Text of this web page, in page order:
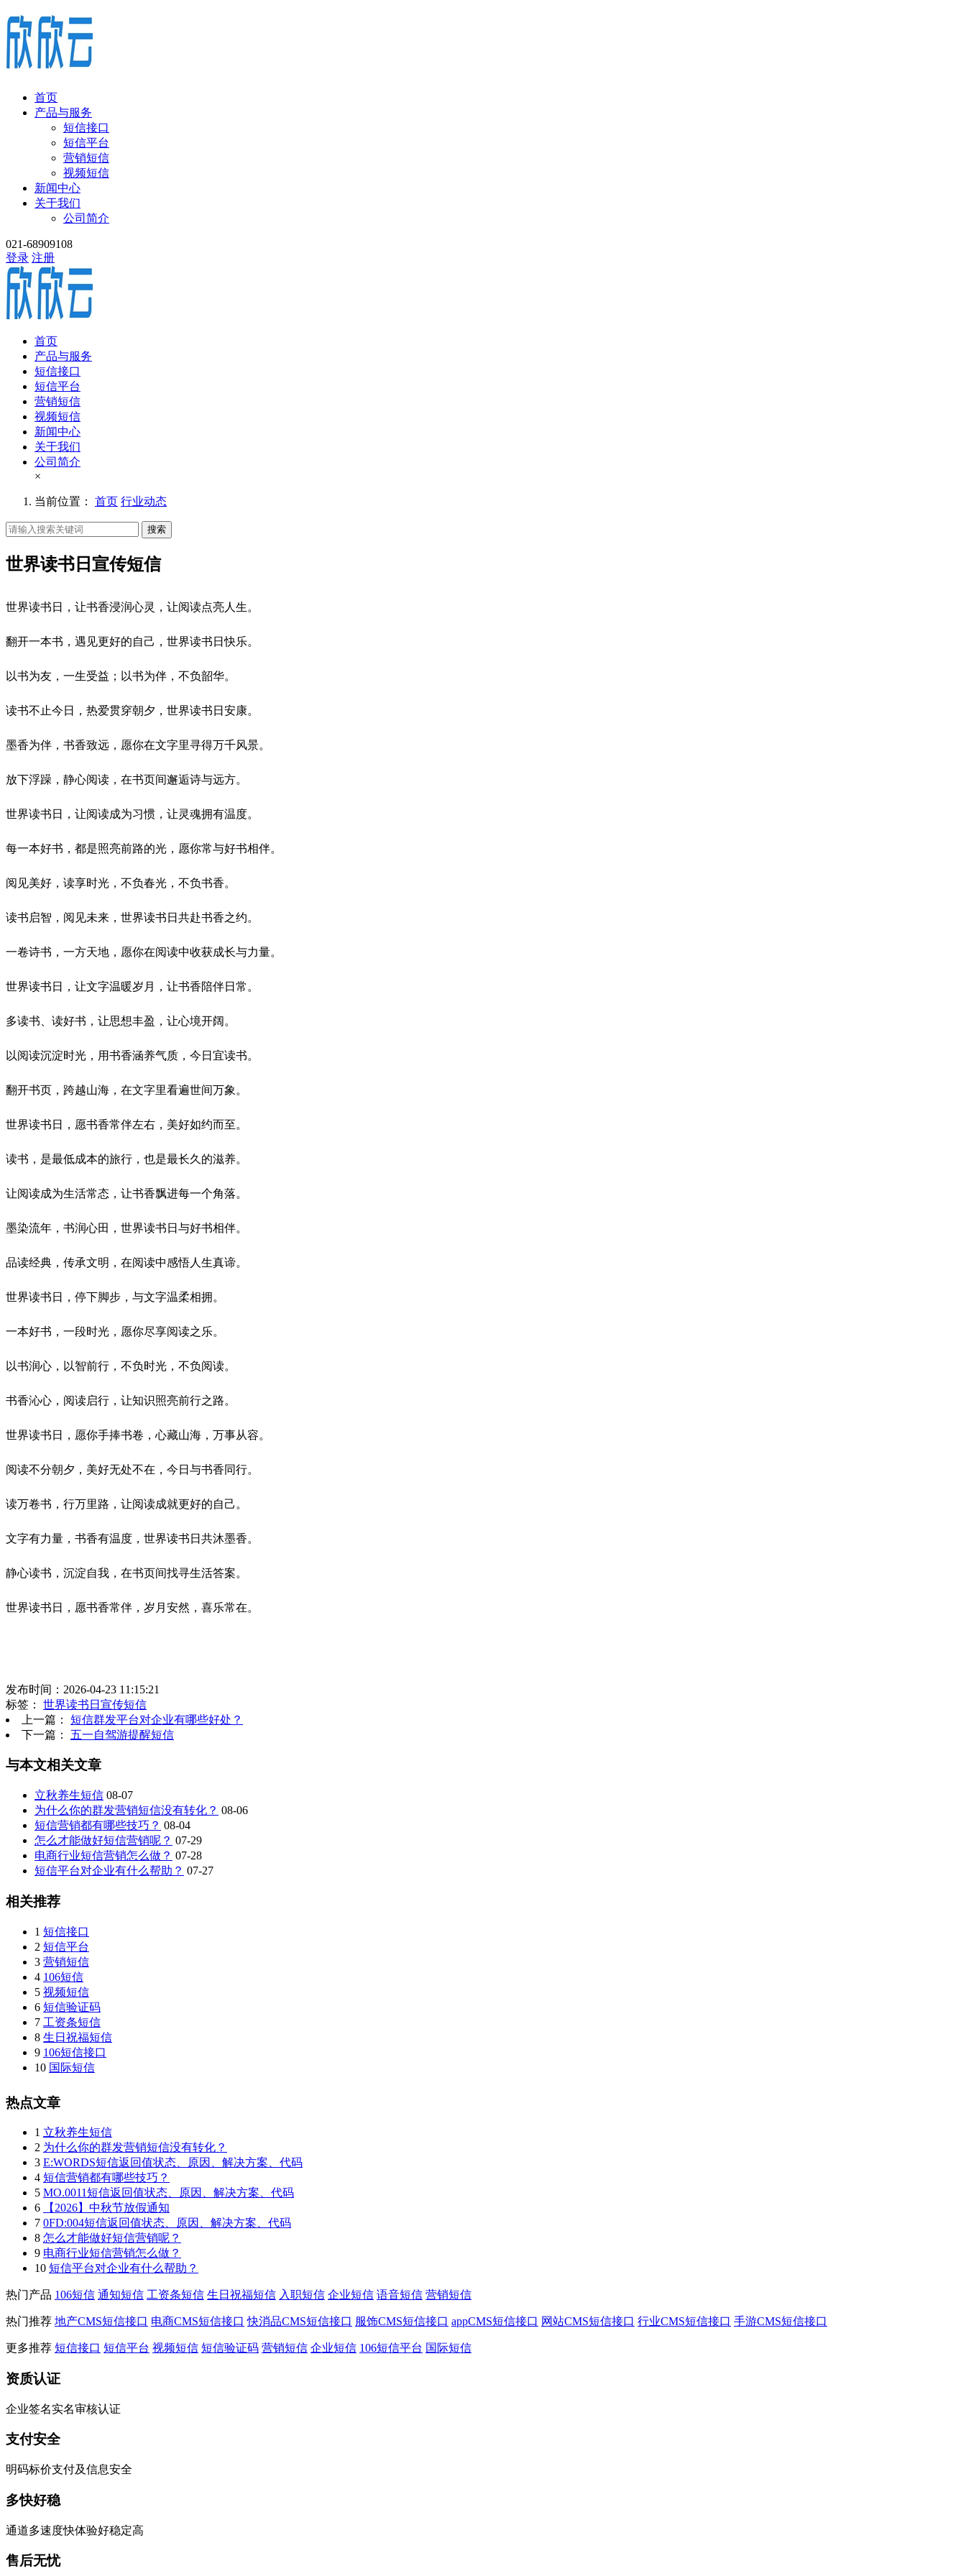
首页
产品与服务
短信接口
短信平台
营销短信
视频短信
新闻中心
关于我们
公司简介
021-68909108
登录 注册
首页
产品与服务
短信接口
短信平台
营销短信
视频短信
新闻中心
关于我们
公司简介
×
当前位置： 首页 行业动态
搜索
世界读书日宣传短信
世界读书日，让书香浸润心灵，让阅读点亮人生。
翻开一本书，遇见更好的自己，世界读书日快乐。
以书为友，一生受益；以书为伴，不负韶华。
读书不止今日，热爱贯穿朝夕，世界读书日安康。
墨香为伴，书香致远，愿你在文字里寻得万千风景。
放下浮躁，静心阅读，在书页间邂逅诗与远方。
世界读书日，让阅读成为习惯，让灵魂拥有温度。
每一本好书，都是照亮前路的光，愿你常与好书相伴。
阅见美好，读享时光，不负春光，不负书香。
读书启智，阅见未来，世界读书日共赴书香之约。
一卷诗书，一方天地，愿你在阅读中收获成长与力量。
世界读书日，让文字温暖岁月，让书香陪伴日常。
多读书、读好书，让思想丰盈，让心境开阔。
以阅读沉淀时光，用书香涵养气质，今日宜读书。
翻开书页，跨越山海，在文字里看遍世间万象。
世界读书日，愿书香常伴左右，美好如约而至。
读书，是最低成本的旅行，也是最长久的滋养。
让阅读成为生活常态，让书香飘进每一个角落。
墨染流年，书润心田，世界读书日与好书相伴。
品读经典，传承文明，在阅读中感悟人生真谛。
世界读书日，停下脚步，与文字温柔相拥。
一本好书，一段时光，愿你尽享阅读之乐。
以书润心，以智前行，不负时光，不负阅读。
书香沁心，阅读启行，让知识照亮前行之路。
世界读书日，愿你手捧书卷，心藏山海，万事从容。
阅读不分朝夕，美好无处不在，今日与书香同行。
读万卷书，行万里路，让阅读成就更好的自己。
文字有力量，书香有温度，世界读书日共沐墨香。
静心读书，沉淀自我，在书页间找寻生活答案。
世界读书日，愿书香常伴，岁月安然，喜乐常在。
发布时间：2026-04-23 11:15:21
标签： 世界读书日宣传短信
上一篇： 短信群发平台对企业有哪些好处？
下一篇： 五一自驾游提醒短信
与本文相关文章
立秋养生短信 08-07
为什么你的群发营销短信没有转化？ 08-06
短信营销都有哪些技巧？ 08-04
怎么才能做好短信营销呢？ 07-29
电商行业短信营销怎么做？ 07-28
短信平台对企业有什么帮助？ 07-27
相关推荐
1 短信接口
2 短信平台
3 营销短信
4 106短信
5 视频短信
6 短信验证码
7 工资条短信
8 生日祝福短信
9 106短信接口
10 国际短信
热点文章
1 立秋养生短信
2 为什么你的群发营销短信没有转化？
3 E:WORDS短信返回值状态、原因、解决方案、代码
4 短信营销都有哪些技巧？
5 MO.0011短信返回值状态、原因、解决方案、代码
6
【2026】中秋节放假通知
7 0FD:004短信返回值状态、原因、解决方案、代码
8 怎么才能做好短信营销呢？
9 电商行业短信营销怎么做？
10 短信平台对企业有什么帮助？
热门产品 106短信 通知短信 工资条短信 生日祝福短信 入职短信 企业短信 语音短信 营销短信
热门推荐 地产CMS短信接口 电商CMS短信接口 快消品CMS短信接口 服饰CMS短信接口 appCMS短信接口 网站CMS短信接口 行业CMS短信接口 手游CMS短信接口
更多推荐 短信接口 短信平台 视频短信 短信验证码 营销短信 企业短信 106短信平台 国际短信
资质认证
企业签名实名审核认证
支付安全
明码标价支付及信息安全
多快好稳
通道多速度快体验好稳定高
售后无忧